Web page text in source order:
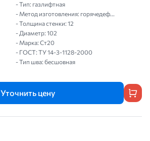
- Тип: газлифтная
- Метод изготовления: горячедеф...
- Толщина стенки: 12
- Диаметр: 102
- Марка: Ст20
- ГОСТ: ТУ 14-3-1128-2000
- Тип шва: бесшовная
Уточнить цену